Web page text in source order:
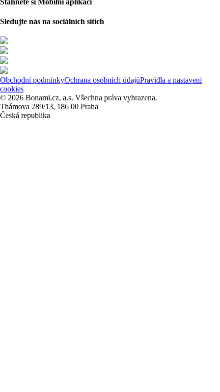
Stáhněte si Mobilní aplikaci
Sledujte nás na sociálních sítích
Obchodní podmínkyOchrana osobních údajůPravidla a nastavení
cookies
© 2026 Bonami.cz, a.s. Všechna práva vyhrazena.
Thámova 289/13, 186 00 Praha
Česká republika